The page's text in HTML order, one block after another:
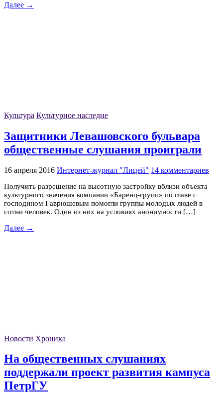
Далее →
Культура Культурное наследие
Защитники Левашовского бульвара
общественные слушания проиграли
16 апреля 2016 Интернет-журнал "Лицей" 14 комментариев
Получить разрешение на высотную застройку вблизи объекта
культурного значения компании «Баренц-групп» по главе с
господином Гаврюшевым помогли группы молодых людей в
сотни человек. Один из них на условиях анонимности […]
Далее →
Новости Хроника
На общественных слушаниях
поддержали проект развития кампуса
ПетрГУ